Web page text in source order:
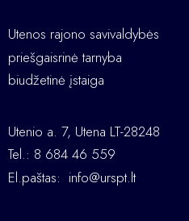
Utenos rajono savivaldybės
priešgaisrinė tarnyba
biudžetinė įstaiga
Utenio a. 7, Utena LT-28248
Tel.: 8 684 46 559
El.paštas: info@urspt.lt